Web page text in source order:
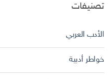
تصنيفات
الأدب العربي
خواطر أدبية